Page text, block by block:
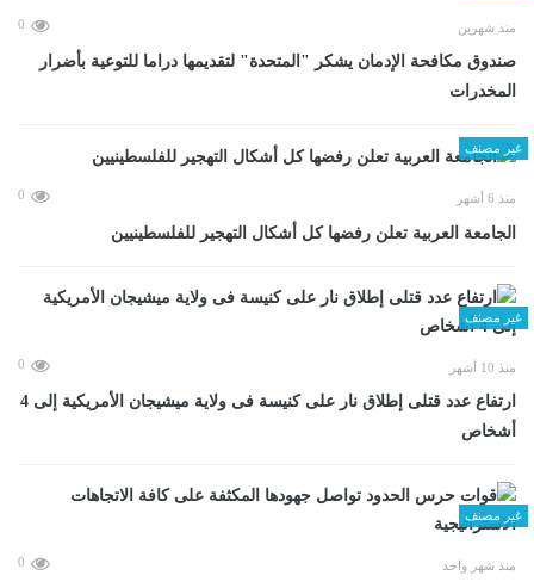
منذ شهرين 0
صندوق مكافحة الإدمان يشكر "المتحدة" لتقديمها دراما للتوعية بأضرار
المخدرات
غير مصنف
منذ 6 أشهر 0
الجامعة العربية تعلن رفضها كل أشكال التهجير للفلسطينيين
غير مصنف
منذ 10 أشهر 0
ارتفاع عدد قتلى إطلاق نار على كنيسة فى ولاية ميشيجان الأمريكية إلى 4
أشخاص
غير مصنف
منذ شهر واحد 0